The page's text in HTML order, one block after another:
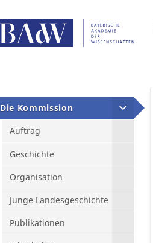
Die Kommission
Auftrag
Geschichte
Organisation
Junge Landesgeschichte
Publikationen